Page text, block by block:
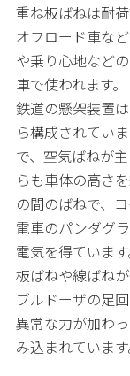
重ね板ばねは耐
オフロード車な
や乗り心地など
車で使われます。
鉄道の懸架装置
ら構成されてい
で、空気ばねが
らも車体の高さ
の間のばねで、
電車のパンダグ
電気を得ていま
板ばねや線ばねが
ブルドーザの足
異常な力が加わ
み込まれていま